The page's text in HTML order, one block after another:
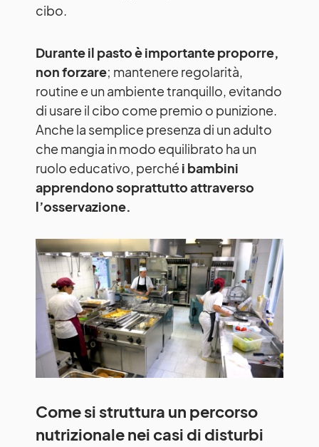
cibo.
Durante il pasto è importante proporre,
non forzare; mantenere regolarità,
routine e un ambiente tranquillo, evitando
di usare il cibo come premio o punizione.
Anche la semplice presenza di un adulto
che mangia in modo equilibrato ha un
ruolo educativo, perché i bambini
apprendono soprattutto attraverso
l’osservazione.
Come si struttura un percorso
nutrizionale nei casi di disturbi